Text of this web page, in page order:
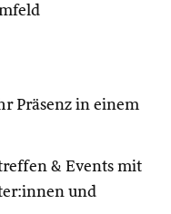
Präsenz in einem
& Events mit
und